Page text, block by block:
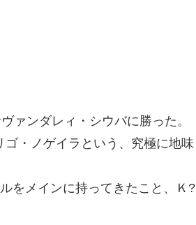
ァンダレィ・シウバに勝った。
・ノゲイラという、究極に地味
をメインに持ってきたこと、Ｋ?